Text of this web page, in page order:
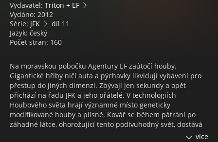
Vydavatel: Triton + EF
Vydáno: 2012
Série: JFK
díl 11
Jazyk: český
Počet stran: 160
Na moravskou pobočku Agentury EF zaútočí houby.
Gigantické hřiby ničí auta a pýchavky likvidují vybavení pro
přestup do jiných dimenzí. Zbývají jen sekundy a opět
přichází na řadu JFK a jeho přátelé. V technologiích
Houbového světa hrají významné místo geneticky
modifikované houby a plísně. Kovář se během pátrání po
záhadné látce, ohorožující tento podivuhodný svět, dostává
do kontaktu s dětským gangem Houbařů, zažije masakr navíce